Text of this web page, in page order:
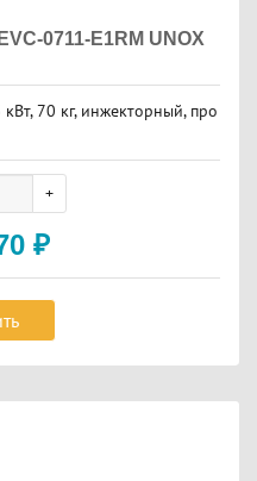
0711-E1RM UNOX
70 кг, инжекторный, про
₽